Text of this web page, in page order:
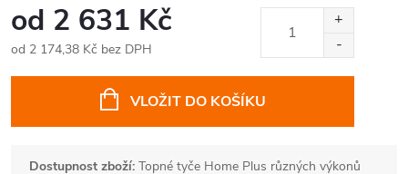
od 2 631 Kč
od 2 174,38 Kč bez DPH
VLOŽIT DO KOŠÍKU
Dostupnost zboží: Topné tyče Home Plus různých výkonů